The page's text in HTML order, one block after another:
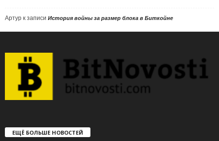
Артур к записи История войны за размер блока в Биткойне
ЕЩЁ БОЛЬШЕ НОВОСТЕЙ